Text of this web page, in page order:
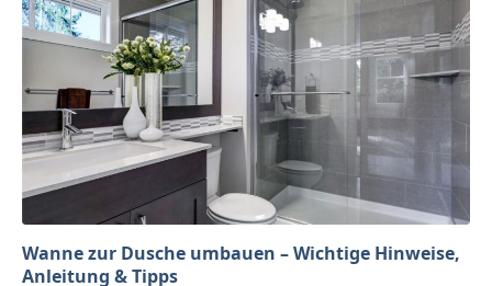
Wanne zur Dusche umbauen – Wichtige Hinweise,
Anleitung & Tipps